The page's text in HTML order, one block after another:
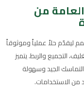
من
حلاً عملياً وموثوقاً
التجميع والربط. يتميز
الجيد وسهولة
من الاستخدامات.